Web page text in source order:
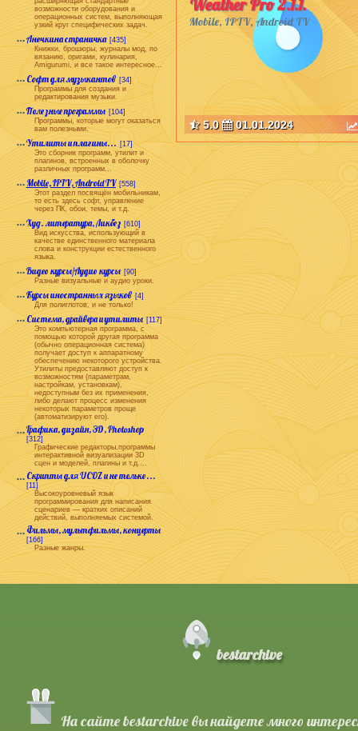
возможности оборудования и
операционных систем, выполняющая
узкий круг специфических задач.
Анечкина страничка [435]
Книжки, брошюры, журналы мод, по
вязанию, оригами, кулинария,
Amigurumi, и все такое интересное...
Софт для музыкантов [34]
Программы для создания и
редактирования музыки.
Полезные программы [104]
Программы, которые могут оказаться
вам полезными.
Утилиты и плагины... [17]
Это сборник программ, утилит и
плагинов, встроенных в оболочку
различных программ...
Mobile, IPTV, Android TV [558]
Этот раздел посвящён мобильникам,
то есть здесь софт, управление
через ПК, обои, темы, и т.д.
Худ. литература, Ликбез [610]
Вид искусства, использующий в
качестве единственного материала
слова и конструкции естественного
языка.
Видео курсы/Аудио курсы [90]
Разные визуальные и аудио уроки.
Курсы иностранных языков [4]
Для полиглотов, и не только!
Система, драйвера и утилиты [117]
Это компьютерная программа, с
помощью которой другая программа
(обычно операционная система)
получает доступ к аппаратному
обеспечению некоторого устройства.
Утилиты предоставляют доступ к
возможностям (параметрам,
настройкам, установкам),
недоступным без их применения,
либо делают процесс изменения
некоторых параметров проще
(автоматизируют его).
Графика, дизайн, 3D, Photoshop
[312]
Графические редакторы,программы
интерактивной визуализации 3D
сцен и моделей, плагины и т.д....
Скрипты для UCOZ и не только...
[11]
Высокоуровневый язык
программирования для написания
сценариев — кратких описаний
действий, выполняемых системой.
Фильмы, мультфильмы, концерты
[166]
Разные жанры.
Weather Pro 2.1.1.
Mobile, IPTV, Android TV
5.0 01.01.2024
bestarchive
На сайте bestarchive вы найдете много